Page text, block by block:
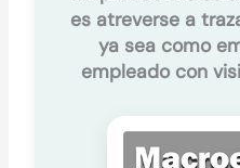
es atreverse a
ya sea como
empleado con